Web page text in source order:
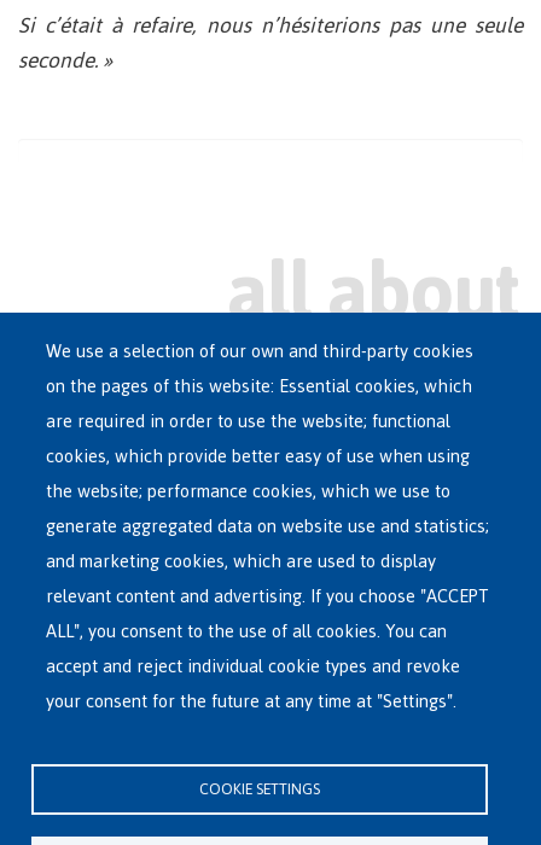
Si c’était à refaire, nous n’hésiterions pas une seule
seconde. »
Main
menu
ASYLUM IN BELGIUM
RECEPTION CENTRES
VOLUNTARY RETURN
INTERNATIONAL
ABOUT FEDASIL
Rue des Chartreux 21 , 1000 Bruxelles
E-mail : info@fedasil.be • T : +32-(0)2-213 44 11 • F : +32-(0)2-213 44 22
We use a selection of our own and third-party cookies
on the pages of this website: Essential cookies, which
are required in order to use the website; functional
cookies, which provide better easy of use when using
the website; performance cookies, which we use to
generate aggregated data on website use and statistics;
and marketing cookies, which are used to display
relevant content and advertising. If you choose "ACCEPT
ALL", you consent to the use of all cookies. You can
accept and reject individual cookie types and revoke
your consent for the future at any time at "Settings".
COOKIE SETTINGS